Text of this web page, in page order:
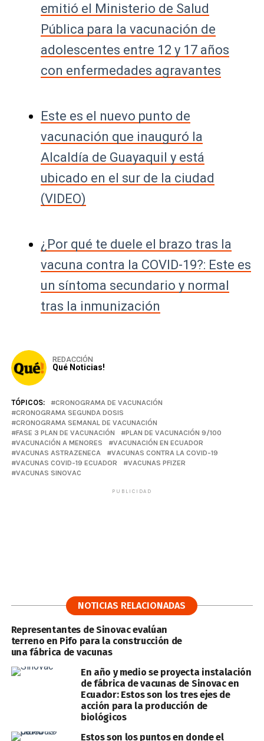
emitió el Ministerio de Salud
Pública para la vacunación de
adolescentes entre 12 y 17 años
con enfermedades agravantes
Este es el nuevo punto de
vacunación que inauguró la
Alcaldía de Guayaquil y está
ubicado en el sur de la ciudad
(VIDEO)
¿Por qué te duele el brazo tras la
vacuna contra la COVID-19?: Este es
un síntoma secundario y normal
tras la inmunización
REDACCIÓN
Qué Noticias!
TÓPICOS:
CRONOGRAMA DE VACUNACIÓN
CRONOGRAMA SEGUNDA DOSIS
CRONOGRAMA SEMANAL DE VACUNACIÓN
FASE 3 PLAN DE VACUNACIÓN
PLAN DE VACUNACIÓN 9/100
VACUNACIÓN A MENORES
VACUNACIÓN EN ECUADOR
VACUNAS ASTRAZENECA
VACUNAS CONTRA LA COVID-19
VACUNAS COVID-19 ECUADOR
VACUNAS PFIZER
VACUNAS SINOVAC
PUBLICIDAD
NOTICIAS RELACIONADAS
Representantes de Sinovac evalúan
terreno en Pifo para la construcción de
una fábrica de vacunas
En año y medio se proyecta instalación
de fábrica de vacunas de Sinovac en
Ecuador: Estos son los tres ejes de
acción para la producción de
biológicos
Estos son los puntos en donde el